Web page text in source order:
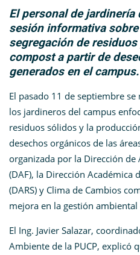
El personal de jardinería
sesión informativa
segregación de
compost a partir de
generados en el campus.
El pasado 11 de septiembre
los jardineros del campus
residuos sólidos y la
desechos orgánicos de las
organizada por la Dirección
(DAF), la Dirección Académica
(DARS) y Clima de Cambios
mejora en la gestión
El Ing. Javier Salazar,
Ambiente de la PUCP, explicó